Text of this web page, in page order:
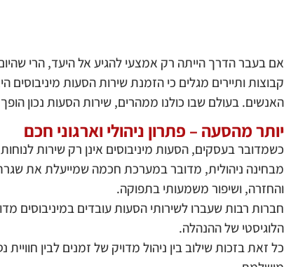
אם בעבר הדרך הייתה רק אמצעי להגיע אל היעד, הרי
קבוצות ותיירים מגלים כי הזמנת שירות הסעות
האנשים. בעולם שבו כולנו ממהרים, שירות הסעות נכון
יותר מהסעה – פתרון ניהולי וארגוני חכם
כשמדובר בעסקים, הסעות מיניבוסים אינן רק שירות
מבחינה ניהולית, מדובר במערכת חכמה שמייעלת את
והחזרה, ושיפור משמעותי בתפוקה.
חברות רבות שעברו לשירותי הסעות עובדים במיניבוסים
הלוגיסטי של ההנהלה.
כל זאת בזכות שילוב בין ניהול מדויק של זמנים לבין